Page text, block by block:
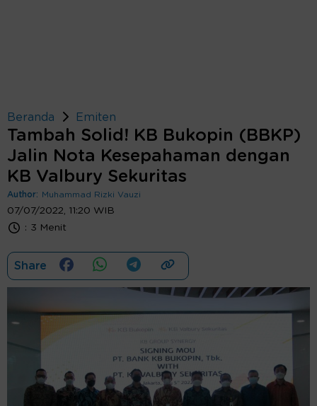
Beranda Emiten
Tambah Solid! KB Bukopin (BBKP)
Jalin Nota Kesepahaman dengan
KB Valbury Sekuritas
Author: Muhammad Rizki Vauzi
07/07/2022, 11:20 WIB
: 3 Menit
Share